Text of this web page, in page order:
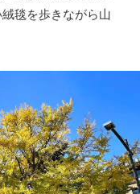
毯を歩きながら山